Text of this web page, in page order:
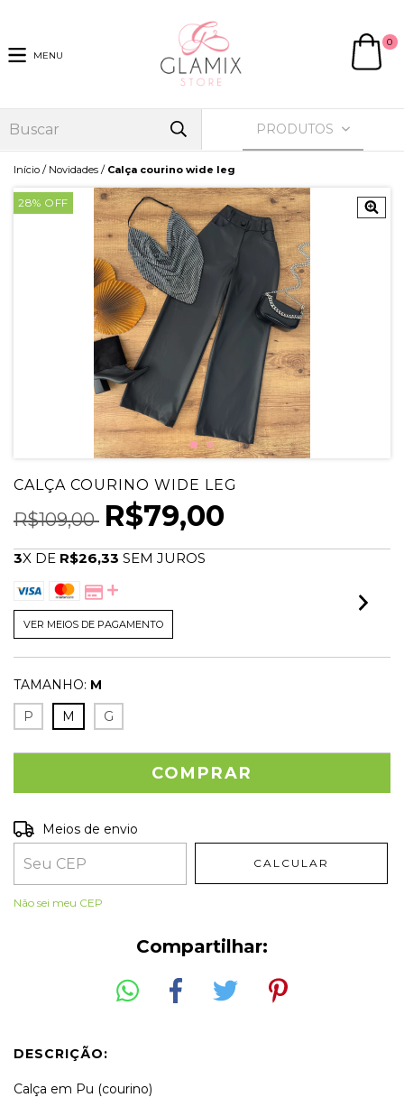
MENU
0
PRODUTOS
Início / Novidades / Calça courino wide leg
28% OFF
CALÇA COURINO WIDE LEG
R$109,00 R$79,00
3X DE R$26,33 SEM JUROS
VER MEIOS DE PAGAMENTO
TAMANHO: M
P
M G
Entregas para o CEP:
Meios de envio
CALCULAR
Não sei meu CEP
Compartilhar:
DESCRIÇÃO:
Calça em Pu (courino)